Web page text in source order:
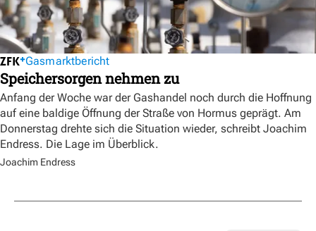
Gasmarktbericht
Speichersorgen nehmen zu
Anfang der Woche war der Gashandel noch durch die Hoffnung
auf eine baldige Öffnung der Straße von Hormus geprägt. Am
Donnerstag drehte sich die Situation wieder, schreibt Joachim
Endress. Die Lage im Überblick.
Joachim Endress